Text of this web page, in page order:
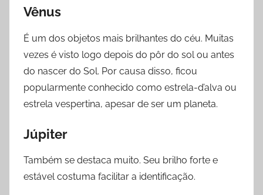
Vênus
É um dos objetos mais brilhantes do céu. Muitas
vezes é visto logo depois do pôr do sol ou antes
do nascer do Sol. Por causa disso, ficou
popularmente conhecido como estrela-d’alva ou
estrela vespertina, apesar de ser um planeta.
Júpiter
Também se destaca muito. Seu brilho forte e
estável costuma facilitar a identificação.